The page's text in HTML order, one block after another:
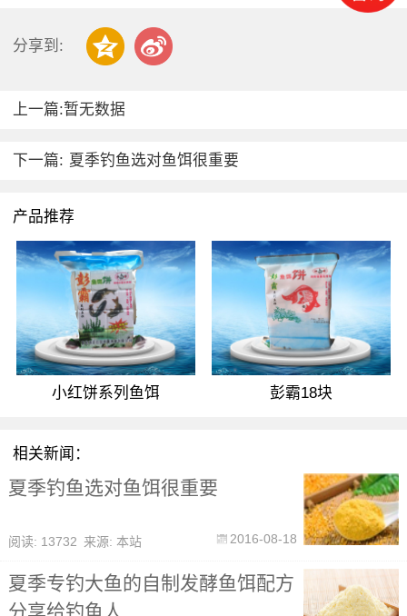
分享到:
上一篇:暂无数据
下一篇: 夏季钓鱼选对鱼饵很重要
产品推荐
小红饼系列鱼饵 彭霸18块
相关新闻：
夏季钓鱼选对鱼饵很重要
2016-08-18
阅读: 13732 来源: 本站
夏季专钓大鱼的自制发酵鱼饵配方
分享给钓鱼人